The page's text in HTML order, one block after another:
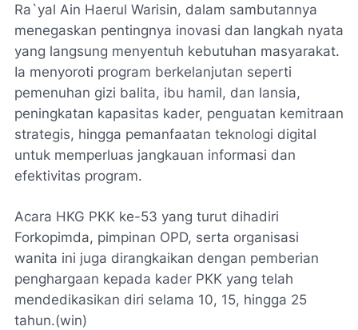
Ra`yal Ain Haerul Warisin, dalam sambutannya
menegaskan pentingnya inovasi dan langkah nyata
yang langsung menyentuh kebutuhan masyarakat.
Ia menyoroti program berkelanjutan seperti
pemenuhan gizi balita, ibu hamil, dan lansia,
peningkatan kapasitas kader, penguatan kemitraan
strategis, hingga pemanfaatan teknologi digital
untuk memperluas jangkauan informasi dan
efektivitas program.
Acara HKG PKK ke-53 yang turut dihadiri
Forkopimda, pimpinan OPD, serta organisasi
wanita ini juga dirangkaikan dengan pemberian
penghargaan kepada kader PKK yang telah
mendedikasikan diri selama 10, 15, hingga 25
tahun.(win)